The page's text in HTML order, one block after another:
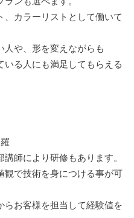
カラーリストとして働いて
人や、形を変えながらも
る人にも満足してもらえる
師により研修もあります。
観で技術を身につける事が可
らお客様を担当して経験値を